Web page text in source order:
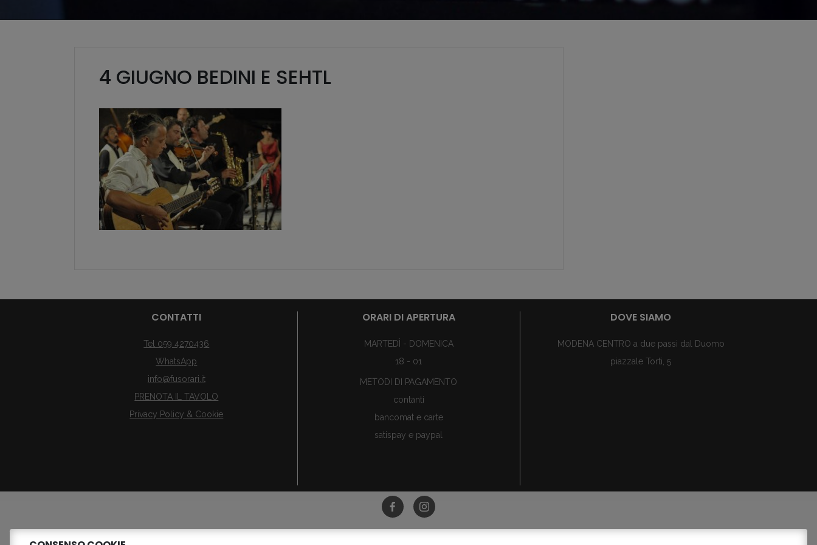
4 GIUGNO BEDINI E SEHTL
CONTATTI
Tel 059 4270436
WhatsApp
info@fusorari.it
PRENOTA IL TAVOLO
Privacy Policy & Cookie
ORARI DI APERTURA
MARTEDÌ - DOMENICA
18 - 01
METODI DI PAGAMENTO
contanti
bancomat e carte
satispay e paypal
DOVE SIAMO
MODENA CENTRO a due passi dal Duomo
piazzale Torti, 5
©Tutti i diritti riservati